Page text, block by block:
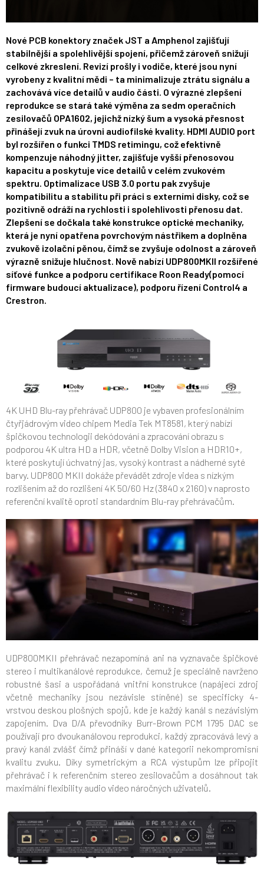
Nové PCB konektory značek JST a Amphenol zajišťují
stabilnější a spolehlivější spojení, přičemž zároveň snižují
celkové zkreslení. Revizí prošly i vodiče, které jsou nyní
vyrobeny z kvalitní mědi – ta minimalizuje ztrátu signálu a
zachovává více detailů v audio části. O výrazné zlepšení
reprodukce se stará také výměna za sedm operačních
zesilovačů OPA1602, jejichž nízký šum a vysoká přesnost
přinášejí zvuk na úrovni audiofilské kvality. HDMI AUDIO port
byl rozšířen o funkci TMDS retimingu, což efektivně
kompenzuje náhodný jitter, zajišťuje vyšší přenosovou
kapacitu a poskytuje více detailů v celém zvukovém
spektru. Optimalizace USB 3.0 portu pak zvyšuje
kompatibilitu a stabilitu při práci s externími disky, což se
pozitivně odráží na rychlosti i spolehlivosti přenosu dat.
Zlepšení se dočkala také konstrukce optické mechaniky,
která je nyní opatřena povrchovým nástřikem a doplněna
zvukově izolační pěnou, čímž se zvyšuje odolnost a zároveň
výrazně snižuje hlučnost. Nově nabízí UDP800MKII rozšířené
síťové funkce a podporu certifikace Roon Ready(pomocí
firmware budoucí aktualizace), podporu řízení Control4 a
Crestron.
4K UHD Blu-ray přehrávač UDP800 je vybaven profesionálním
čtyřjádrovým video chipem Media Tek MT8581, který nabízí
špičkovou technologii dekódování a zpracování obrazu s
podporou 4K ultra HD a HDR, včetně Dolby Vision a HDR10+,
které poskytují úchvatný jas, vysoký kontrast a nádherné syté
barvy. UDP800 MKII dokáže převádět zdroje videa s nízkým
rozlišením až do rozlišení 4K 50/60 Hz (3840 x 2160) v naprosto
referenční kvalitě oproti standardním Blu-ray přehrávačům.
UDP800MKII přehrávač nezapomíná ani na vyznavače špičkové
stereo i multikanálové reprodukce, čemuž je speciálně navrženo
robustné šasi a uspořádaná vnitřní konstrukce (napájecí zdroj
včetně mechaniky jsou nezávisle stíněné) se specificky 4-
vrstvou deskou plošných spojů, kde je každý kanál s nezávislým
zapojením. Dva D/A převodníky Burr-Brown PCM 1795 DAC se
používají pro dvoukanálovou reprodukci, každý zpracovává levý a
pravý kanál zvlášť čímž přináší v dané kategorii nekompromisní
kvalitu zvuku. Díky symetrickým a RCA výstupům lze připojit
přehrávač i k referenčním stereo zesilovačům a dosáhnout tak
maximální flexibility audio video náročných uživatelů.